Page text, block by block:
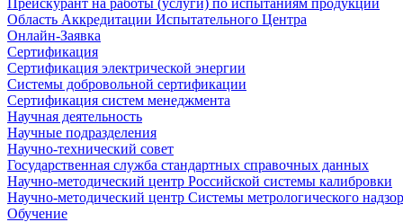
Прейскурант на работы (услуги) по испытаниям продукции
Область Аккредитации Испытательного Центра
Онлайн-Заявка
Сертификация
Сертификация электрической энергии
Системы добровольной сертификации
Сертификация систем менеджмента
Научная деятельность
Научные подразделения
Научно-технический совет
Государственная служба стандартных справочных данных
Научно-методический центр Российской системы калибровки
Научно-методический центр Системы метрологического
Обучение